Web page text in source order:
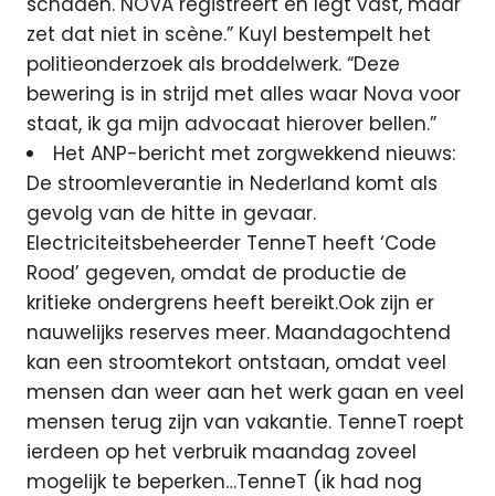
zet dat niet in scène.” Kuyl bestempelt het
politieonderzoek als broddelwerk. “Deze
bewering is in strijd met alles waar Nova voor
staat, ik ga mijn advocaat hierover bellen.”
Het ANP-bericht met zorgwekkend nieuws:
De stroomleverantie in Nederland komt als
gevolg van de hitte in gevaar.
Electriciteitsbeheerder TenneT heeft ‘Code
Rood’ gegeven, omdat de productie de
kritieke ondergrens heeft bereikt.Ook zijn er
nauwelijks reserves meer. Maandagochtend
kan een stroomtekort ontstaan, omdat veel
mensen dan weer aan het werk gaan en veel
mensen terug zijn van vakantie. TenneT roept
ierdeen op het verbruik maandag zoveel
mogelijk te beperken…TenneT (ik had nog